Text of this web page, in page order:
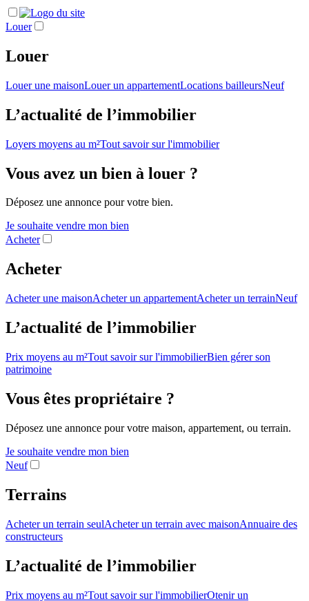
Louer
Louer
Louer une maisonLouer un appartementLocations bailleursNeuf
L’actualité de l’immobilier
Loyers moyens au m²Tout savoir sur l'immobilier
Vous avez un bien à louer ?
Déposez une annonce pour votre bien.
Je souhaite vendre mon bien
Acheter
Acheter
Acheter une maisonAcheter un appartementAcheter un terrainNeuf
L’actualité de l’immobilier
Prix moyens au m²Tout savoir sur l'immobilierBien gérer son
patrimoine
Vous êtes propriétaire ?
Déposez une annonce pour votre maison, appartement, ou terrain.
Je souhaite vendre mon bien
Neuf
Terrains
Acheter un terrain seulAcheter un terrain avec maisonAnnuaire des
constructeurs
L’actualité de l’immobilier
Prix moyens au m²Tout savoir sur l'immobilierOtenir un